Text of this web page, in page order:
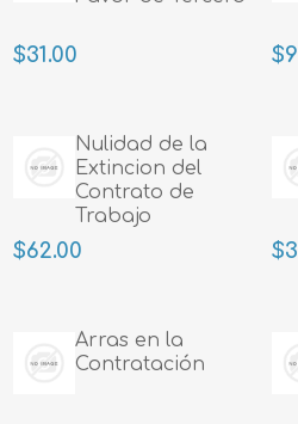
$31.00
Nulidad de la
Extincion del
Contrato de
Trabajo
$62.00
Arras en la
Contratación